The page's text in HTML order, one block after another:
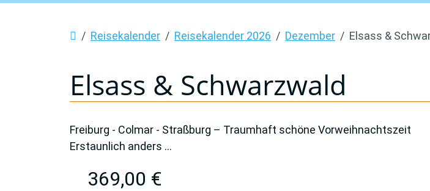
Reisekalender Reisekalender 2026 Dezember Elsass &
Elsass & Schwarzwald
Freiburg - Colmar - Straßburg – Traumhaft schöne Vorweihnachtszeit
Erstaunlich anders ...
369,00 €